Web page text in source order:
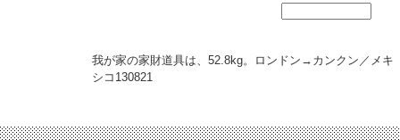
我が家の家財道具は、52.8kg。ロンドン→カンクン／メキ
シコ 130821